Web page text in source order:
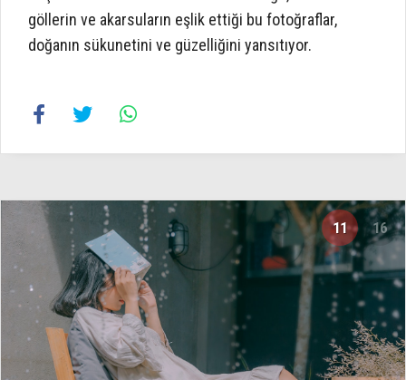
göllerin ve akarsuların eşlik ettiği bu fotoğraflar,
doğanın sükunetini ve güzelliğini yansıtıyor.
11 16